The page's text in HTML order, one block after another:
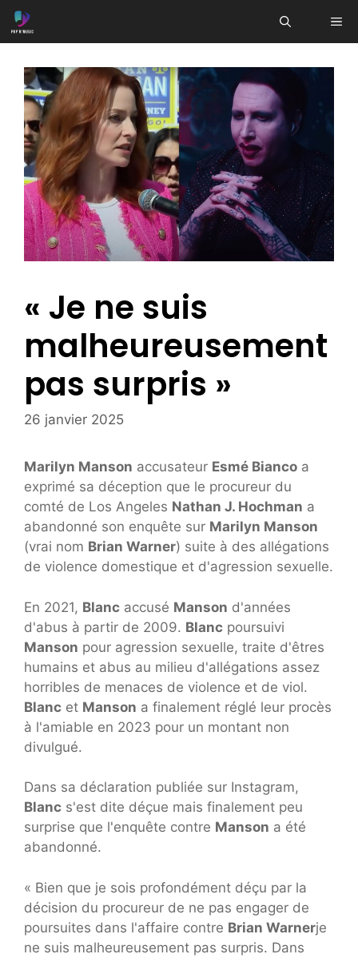
Aller
au
« Je ne suis
malheureusement
pas surpris »
26 janvier 2025
Marilyn Manson accusateur Esmé Bianco a
exprimé sa déception que le procureur du
comté de Los Angeles Nathan J. Hochman a
abandonné son enquête sur Marilyn Manson
(vrai nom Brian Warner) suite à des allégations
de violence domestique et d'agression sexuelle.
En 2021, Blanc accusé Manson d'années
d'abus à partir de 2009. Blanc poursuivi
Manson pour agression sexuelle, traite d'êtres
humains et abus au milieu d'allégations assez
horribles de menaces de violence et de viol.
Blanc et Manson a finalement réglé leur procès
à l'amiable en 2023 pour un montant non
divulgué.
Dans sa déclaration publiée sur Instagram,
Blanc s'est dite déçue mais finalement peu
surprise que l'enquête contre Manson a été
abandonné.
« Bien que je sois profondément déçu par la
décision du procureur de ne pas engager de
poursuites dans l'affaire contre Brian Warnerje
ne suis malheureusement pas surpris. Dans